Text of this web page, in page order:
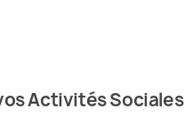
Activités Sociales